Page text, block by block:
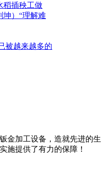
稻插秧工做
坤）“理解难
被越来越多的
金加工设备，造就先进的生
施提供了有力的保障！